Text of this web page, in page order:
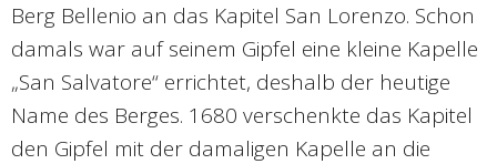
Berg Bellenio an das Kapitel San Lorenzo. Schon
damals war auf seinem Gipfel eine kleine Kapelle
„San Salvatore“ errichtet, deshalb der heutige
Name des Berges. 1680 verschenkte das Kapitel
den Gipfel mit der damaligen Kapelle an die